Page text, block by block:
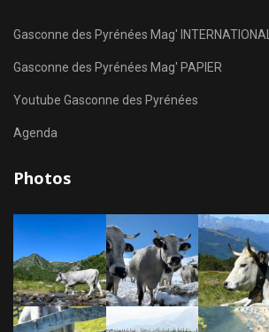
Gasconne des Pyrénées Mag' INTERNATIONAL
Gasconne des Pyrénées Mag' PAPIER
Youtube Gasconne des Pyrénées
Agenda
Photos